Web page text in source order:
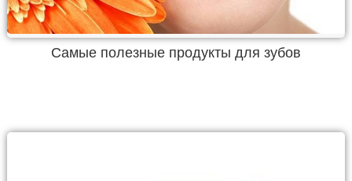
Самые полезные продукты для зубов